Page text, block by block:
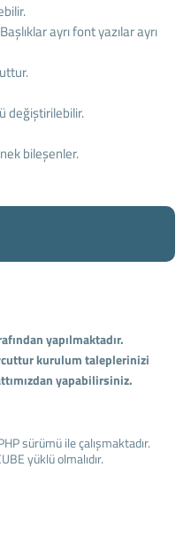
ayrı font yazılar ayrı
değiştirilebilir.
bileşenler.
yapılmaktadır.
kurulum taleplerinizi
yapabilirsiniz.
sürümü ile çalışmaktadır.
yüklü olmalıdır.